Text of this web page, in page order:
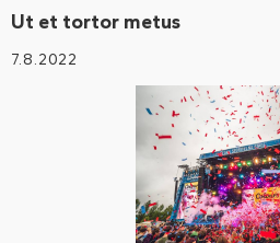
Ut et tortor metus
7.8.2022